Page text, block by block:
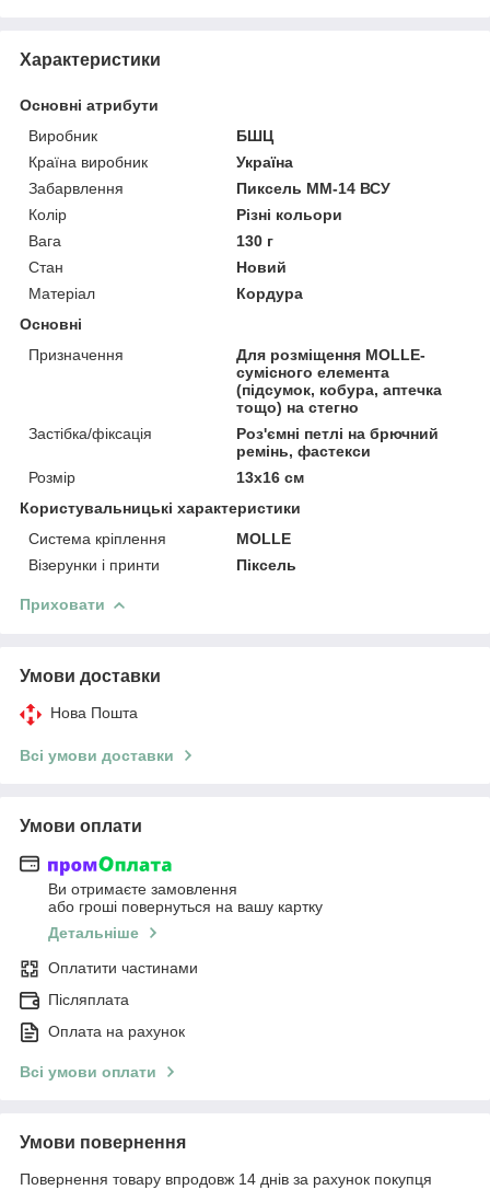
Характеристики
Основні атрибути
Виробник
БШЦ
Країна виробник
Україна
Забарвлення
Пиксель ММ-14 ВСУ
Колір
Різні кольори
Вага
130 г
Стан
Новий
Матеріал
Кордура
Основні
Призначення
Для розміщення MOLLE-
сумісного елемента
(підсумок, кобура, аптечка
тощо) на стегно
Застібка/фіксація
Роз'ємні петлі на брючний
ремінь, фастекси
Розмір
13х16 см
Користувальницькі характеристики
Система кріплення
MOLLE
Візерунки і принти
Піксель
Приховати
Умови доставки
Нова Пошта
Всі умови доставки
Умови оплати
Ви отримаєте замовлення
або гроші повернуться на вашу картку
Детальніше
Оплатити частинами
Післяплата
Оплата на рахунок
Всі умови оплати
Умови повернення
Повернення товару впродовж 14 днів за рахунок покупця